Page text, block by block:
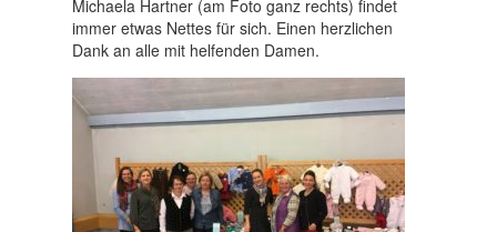
Michaela Hartner (am Foto ganz rechts) findet
immer etwas Nettes für sich. Einen herzlichen
Dank an alle mit helfenden Damen.